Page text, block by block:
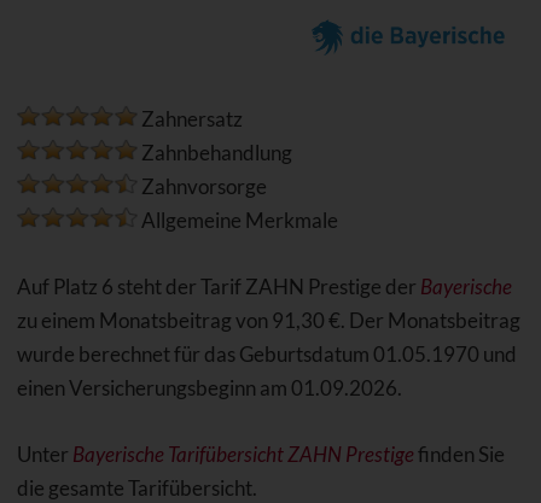
Zahnersatz
Zahnbehandlung
Zahnvorsorge
Allgemeine Merkmale
Auf Platz 6 steht der Tarif ZAHN Prestige der Bayerische
zu einem Monatsbeitrag von 91,30 €. Der Monatsbeitrag
wurde berechnet für das Geburtsdatum 01.05.1970 und
einen Versicherungsbeginn am 01.09.2026.
Unter Bayerische Tarifübersicht ZAHN Prestigefinden Sie
die gesamte Tarifübersicht.